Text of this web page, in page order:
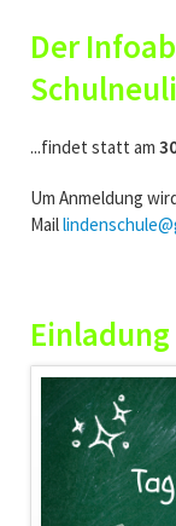
Der
...findet statt am
Um Anmeldung
Mail
Einladung